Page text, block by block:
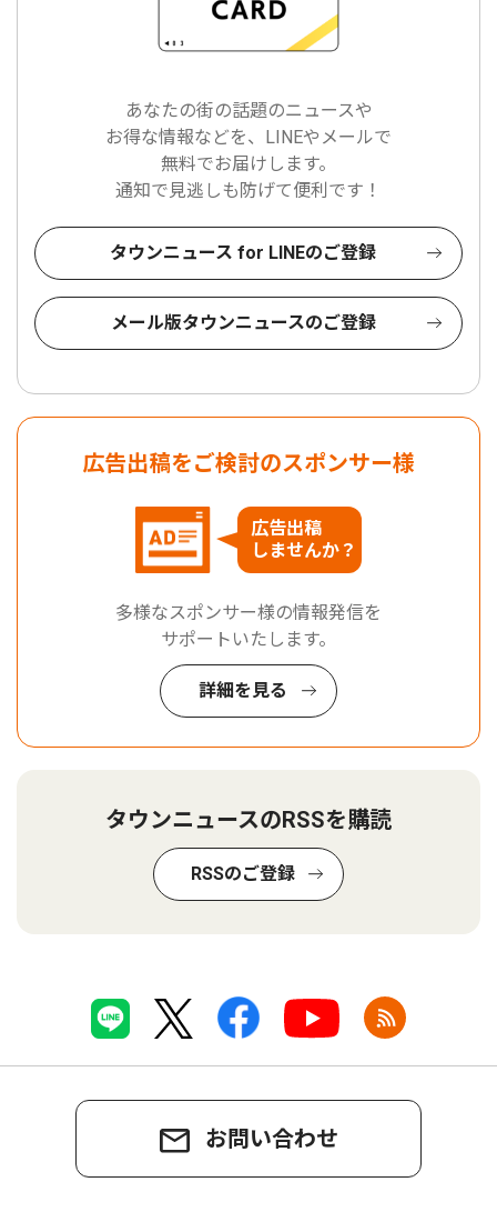
あなたの街の話題のニュースや
お得な情報などを、LINEやメールで
無料でお届けします。
通知で見逃しも防げて便利です！
タウンニュース for LINEのご登録
メール版タウンニュースのご登録
広告出稿をご検討のスポンサー様
広告出稿
しませんか？
多様なスポンサー様の情報発信を
サポートいたします。
詳細を見る
タウンニュースのRSSを購読
RSSのご登録
お問い合わせ